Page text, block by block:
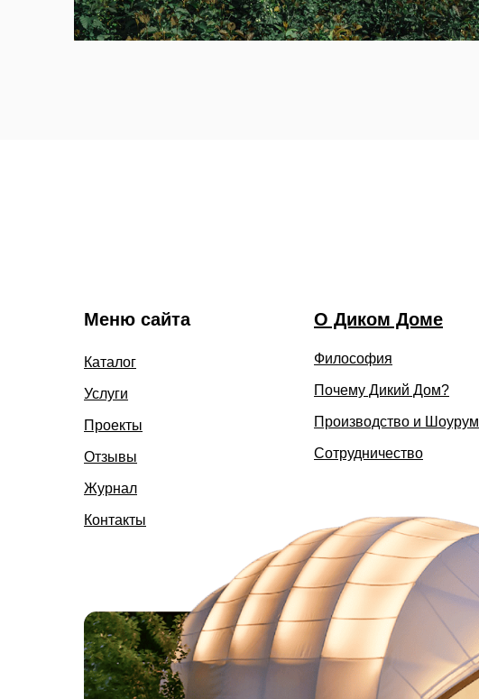
Философия
О Диком Доме
Почему Дикий Дом?
Производство и Шоурум
Сотрудничество
Меню сайта
Каталог
Услуги
Проекты
Журнал
Отзывы
Контакты